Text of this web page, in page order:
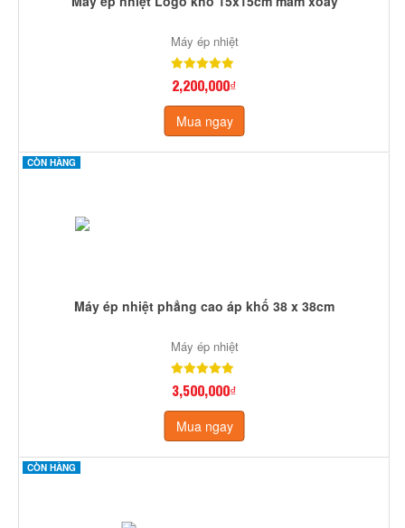
Máy ép nhiệt
2,200,000₫
Mua ngay
CÒN HÀNG
Máy ép nhiệt phẳng cao áp khố 38 x 38cm
Máy ép nhiệt
3,500,000₫
Mua ngay
CÒN HÀNG